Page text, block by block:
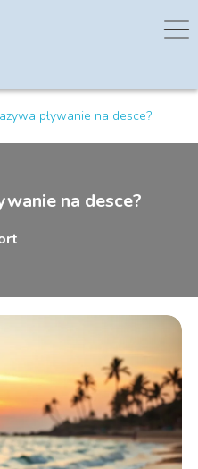
pływanie na desce?
na desce?